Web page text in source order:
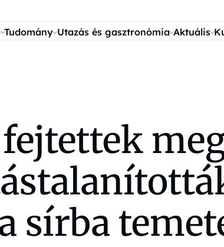
Tudomány Utazás és gasztronómia Aktuális
sírba